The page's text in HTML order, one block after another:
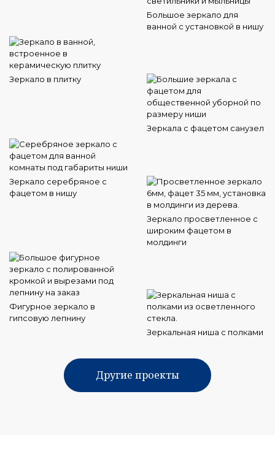
Большое зеркало для
ванной с установкой в нишу
Зеркало в плитку
Зеркала с фацетом санузел
Зеркало серебряное с
фацетом в нишу
Зеркало просветленное с
широким фацетом в
молдинги
Фигурное зеркало в
гипсовую лепнину
Зеркальная ниша с полками
Другие проекты